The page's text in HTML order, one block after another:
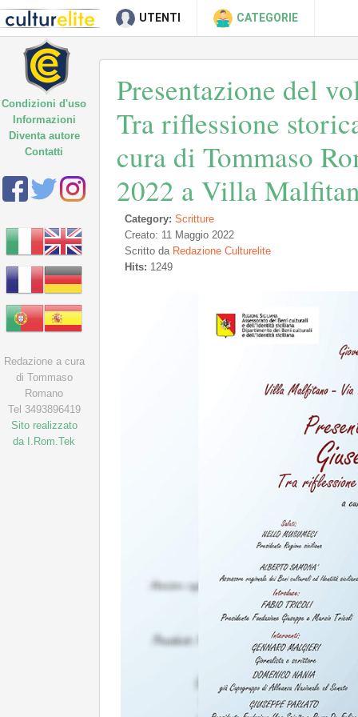
UTENTI CATEGORIE
Presentazione del
Tra riflessione
cura di Tommaso
2022 a Villa
Category: Scritture
Creato: 11 Maggio 2022
Scritto da Redazione Culturelite
Hits: 1249
Condizioni d'uso
Informazioni
Diventa autore
Contatti
Redazione a cura
di Tommaso
Romano
Tel 3493896419
Sito realizzato
da I.Rom.Tek